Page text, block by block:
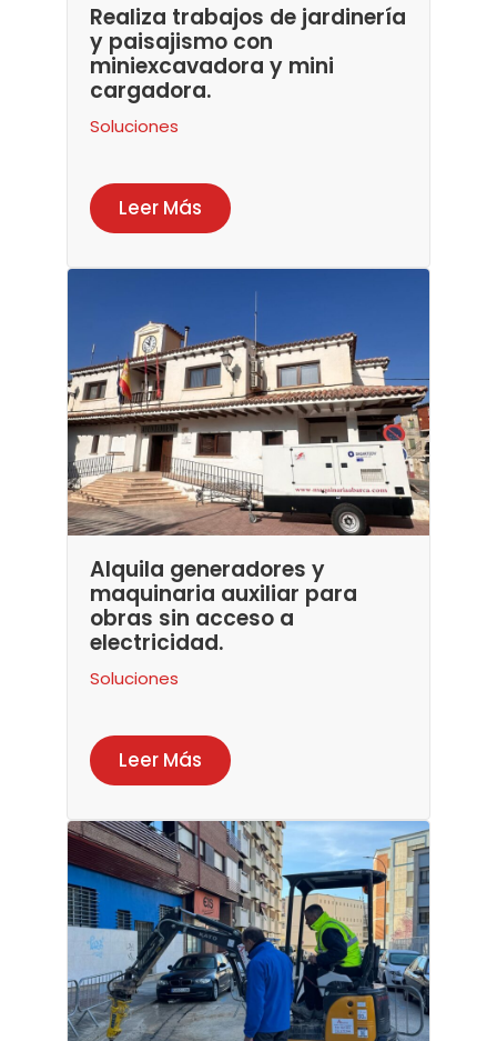
Realiza trabajos de jardinería
y paisajismo con
miniexcavadora y mini
cargadora.
Soluciones
Leer Más
Alquila generadores y
maquinaria auxiliar para
obras sin acceso a
electricidad.
Soluciones
Leer Más